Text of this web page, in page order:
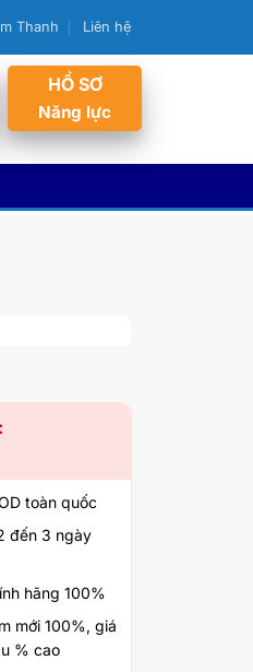
Thanh Liên hệ
HỒ SƠ
Năng lực
toàn quốc
đến 3 ngày
hãng 100%
mới 100%, giá
% cao